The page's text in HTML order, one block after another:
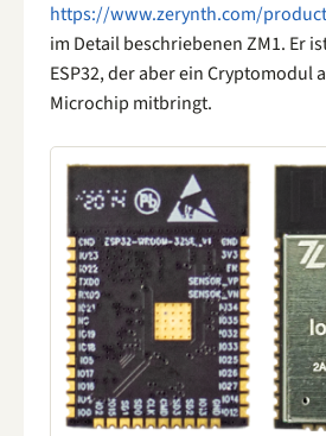
https://www.zerynth.com/
im Detail beschriebenen ZM1. Er
ESP32, der aber ein Cryptomodul
Microchip mitbringt.